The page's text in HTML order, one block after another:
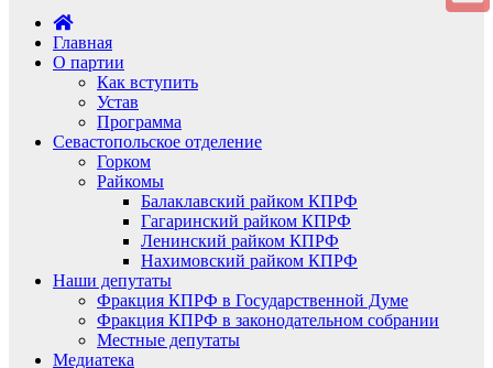
Главная
О партии
Как вступить
Устав
Программа
Севастопольское отделение
Горком
Райкомы
Балаклавский райком КПРФ
Гагаринский райком КПРФ
Ленинский райком КПРФ
Нахимовский райком КПРФ
Наши депутаты
Фракция КПРФ в Государственной Думе
Фракция КПРФ в законодательном собрании
Местные депутаты
Медиатека